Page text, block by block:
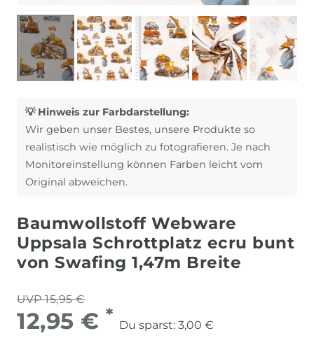
💡 Hinweis zur Farbdarstellung:
Wir geben unser Bestes, unsere Produkte so
realistisch wie möglich zu fotografieren. Je nach
Monitoreinstellung können Farben leicht vom
Original abweichen.
Baumwollstoff Webware
Uppsala Schrottplatz ecru bunt
von Swafing 1,47m Breite
UVP 15,95 €
12,95 € *
Du sparst: 3,00 €